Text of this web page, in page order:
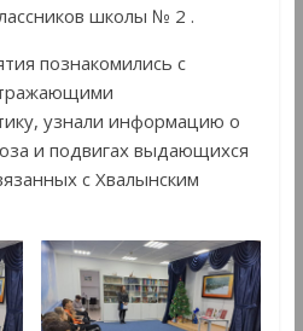
школы № 2 .
познакомились с
узнали информацию о
и подвигах выдающихся
с Хвалынским